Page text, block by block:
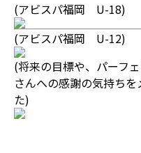
(アビスパ福岡 U-18)
(アビスパ福岡 U-12)
(将来の目標や、パーフ
さんへの感謝の気持ち
た)